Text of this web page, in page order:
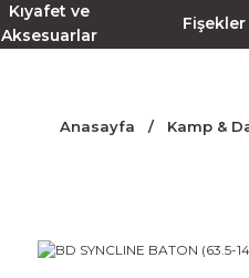
Kıyafet ve
Aksesuarlar
Fişekler
Anasayfa Kamp &